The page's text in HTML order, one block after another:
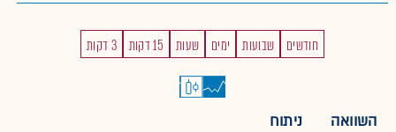
חודשים שבועות ימים שעות 15 דקות 3 דקות
השוואה ניתוח